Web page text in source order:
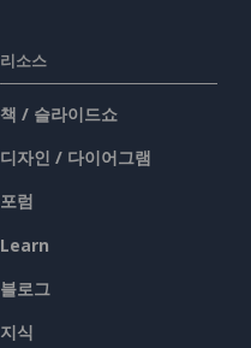
리소스
책 / 슬라이드쇼
디자인 / 다이어그램
포럼
Learn
블로그
지식